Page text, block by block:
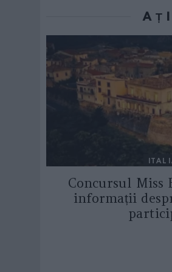
Concursul Miss
informații